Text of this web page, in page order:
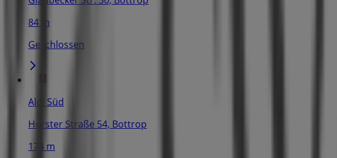
84 m
Geschlossen
Aldi Süd
Horster Straße 54, Bottrop
174 m